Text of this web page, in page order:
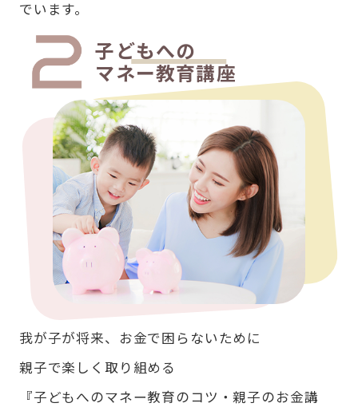
でいます。
子どもへの
マネー教育講座
我が子が将来、お金で困らないために
親子で楽しく取り組める
『子どもへのマネー教育のコツ・親子のお金講